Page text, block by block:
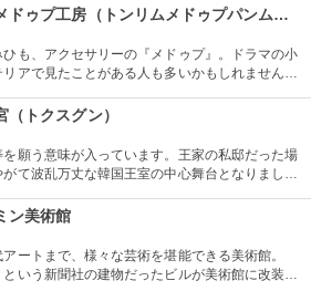
環境の中にあり、鮮やかな赤い柱の建物が印象的
東琳メドゥプ工房（トンリムメドゥプパンムルグァン）
も、アクセサリーの『メドゥプ』。ドラマの小
アで見たことがある人も多いかもしれません
験もできます。見てたのしい、作って楽しい工房
（トクスグン）
願う意味が入っています。王家の私邸だった場
がて波乱万丈な韓国王室の中心舞台となりまし
東洋のスタイルがミックスされた面白い造りとな
ン美術館
ートまで、様々な芸術を堪能できる美術館。
という新聞社の建物だったビルが美術館に改装。